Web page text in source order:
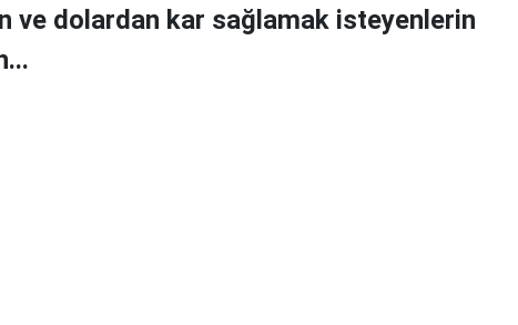
ve dolardan kar sağlamak isteyenlerin